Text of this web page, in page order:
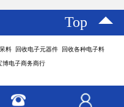
Top
料 回收电子元器件 回收各种电子料
博电子商务商行